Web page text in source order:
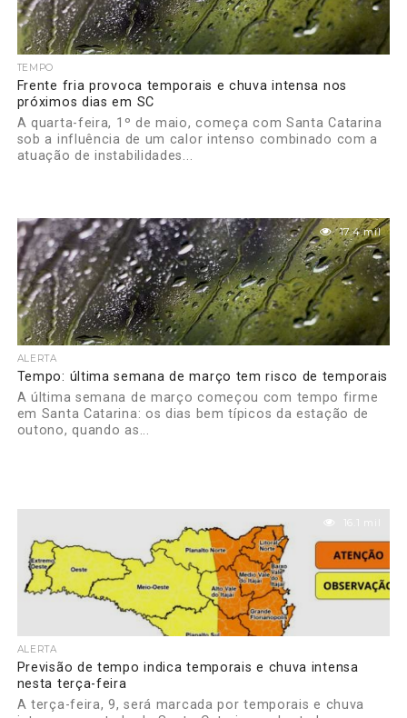
TEMPO
Frente fria provoca temporais e chuva intensa nos
próximos dias em SC
A quarta-feira, 1º de maio, começa com Santa Catarina
sob a influência de um calor intenso combinado com a
atuação de instabilidades...
17.4 mil
ALERTA
Tempo: última semana de março tem risco de temporais
A última semana de março começou com tempo firme
em Santa Catarina: os dias bem típicos da estação de
outono, quando as...
16.1 mil
ALERTA
Previsão de tempo indica temporais e chuva intensa
nesta terça-feira
A terça-feira, 9, será marcada por temporais e chuva